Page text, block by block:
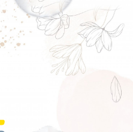
Перейти
к
содержанию